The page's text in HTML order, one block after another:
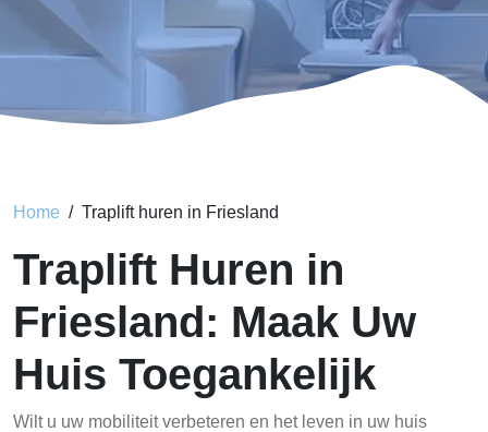
Home Traplift huren in Friesland
Traplift Huren in
Friesland: Maak Uw
Huis Toegankelijk
Wilt u uw mobiliteit verbeteren en het leven in uw huis